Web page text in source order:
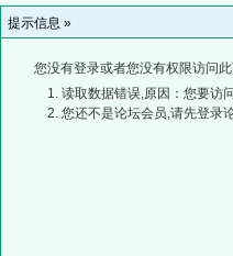
提示信息 »
您没有登录或者您没有权限访问
读取数据错误,原因：您要访
您还不是论坛会员,请先登录